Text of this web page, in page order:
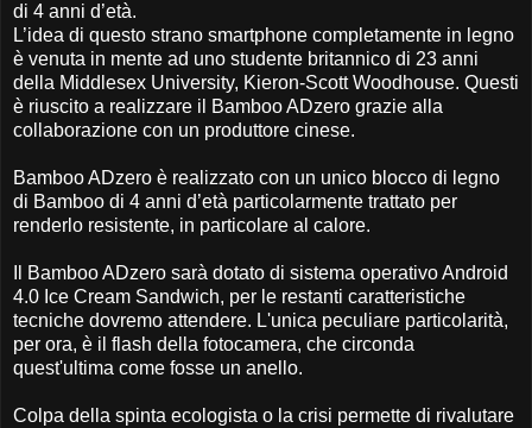
di 4 anni d’età.
L’idea di questo strano smartphone completamente in legno
è venuta in mente ad uno studente britannico di 23 anni
della Middlesex University, Kieron-Scott Woodhouse. Questi
è riuscito a realizzare il Bamboo ADzero grazie alla
collaborazione con un produttore cinese.
Bamboo ADzero è realizzato con un unico blocco di legno
di Bamboo di 4 anni d’età particolarmente trattato per
renderlo resistente, in particolare al calore.
Il Bamboo ADzero sarà dotato di sistema operativo Android
4.0 Ice Cream Sandwich, per le restanti caratteristiche
tecniche dovremo attendere. L'unica peculiare particolarità,
per ora, è il flash della fotocamera, che circonda
quest'ultima come fosse un anello.
Colpa della spinta ecologista o la crisi permette di rivalutare